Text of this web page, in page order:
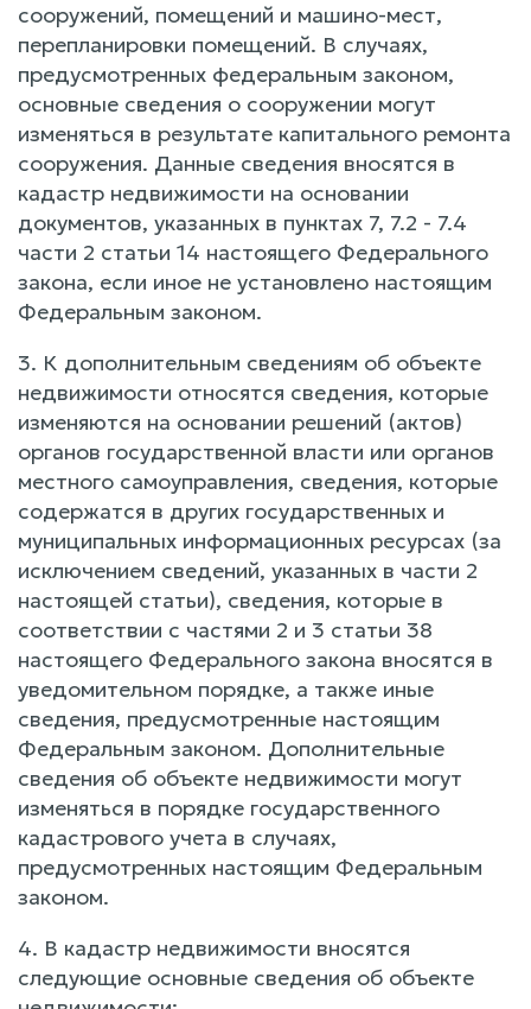
сооружений, помещений и машино-мест,
перепланировки помещений. В случаях,
предусмотренных федеральным законом,
основные сведения о сооружении могут
изменяться в результате капитального ремонта
сооружения. Данные сведения вносятся в
кадастр недвижимости на основании
документов, указанных в пунктах 7, 7.2 - 7.4
части 2 статьи 14 настоящего Федерального
закона, если иное не установлено настоящим
Федеральным законом.
3. К дополнительным сведениям об объекте
недвижимости относятся сведения, которые
изменяются на основании решений (актов)
органов государственной власти или органов
местного самоуправления, сведения, которые
содержатся в других государственных и
муниципальных информационных ресурсах (за
исключением сведений, указанных в части 2
настоящей статьи), сведения, которые в
соответствии с частями 2 и 3 статьи 38
настоящего Федерального закона вносятся в
уведомительном порядке, а также иные
сведения, предусмотренные настоящим
Федеральным законом. Дополнительные
сведения об объекте недвижимости могут
изменяться в порядке государственного
кадастрового учета в случаях,
предусмотренных настоящим Федеральным
законом.
4. В кадастр недвижимости вносятся
следующие основные сведения об объекте